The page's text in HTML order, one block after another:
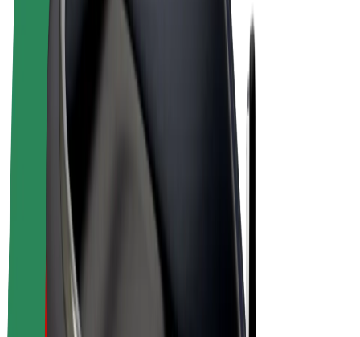
Bolt for Business
Bolt Plus
Gūsti ieņēmumus ar Bolt
Autovadītāji
Autovadītāja ieņēmumi
Kurjeri